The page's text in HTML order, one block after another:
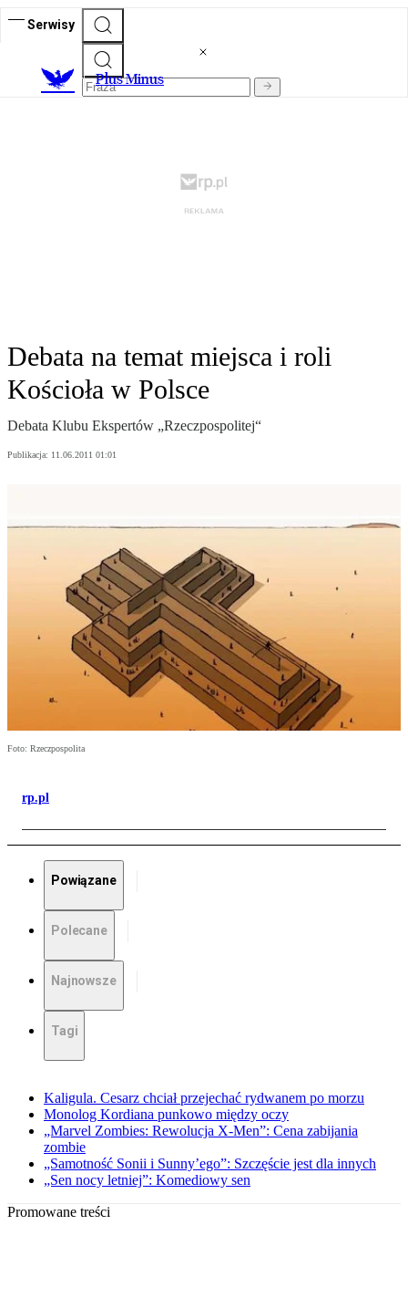
Serwisy
Plus Minus
Debata na temat miejsca i roli
Kościoła w Polsce
Debata Klubu Ekspertów „Rzeczpospolitej“
Publikacja: 11.06.2011 01:01
Foto: Rzeczpospolita
rp.pl
Powiązane
Polecane
Najnowsze
Tagi
Kaligula. Cesarz chciał przejechać rydwanem po morzu
Monolog Kordiana punkowo między oczy
„Marvel Zombies: Rewolucja X-Men”: Cena zabijania
zombie
„Samotność Sonii i Sunny’ego”: Szczęście jest dla innych
„Sen nocy letniej”: Komediowy sen
Promowane treści